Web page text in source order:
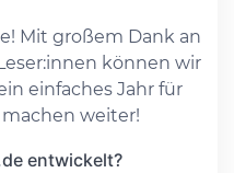
Mit großem Dank an
können wir
einfaches Jahr für
weiter!
entwickelt?